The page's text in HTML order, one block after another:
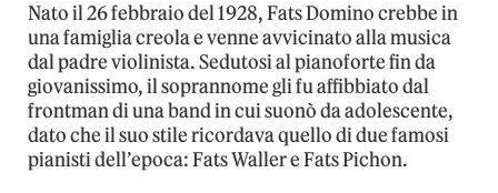
Nato il 26 febbraio del 1928, Fats Domino crebbe in
una famiglia creola e venne avvicinato alla musica
dal padre violinista. Sedutosi al pianoforte fin da
giovanissimo, il soprannome gli fu affibbiato dal
frontman di una band in cui suonò da adolescente,
dato che il suo stile ricordava quello di due famosi
pianisti dell’epoca: Fats Waller e Fats Pichon.